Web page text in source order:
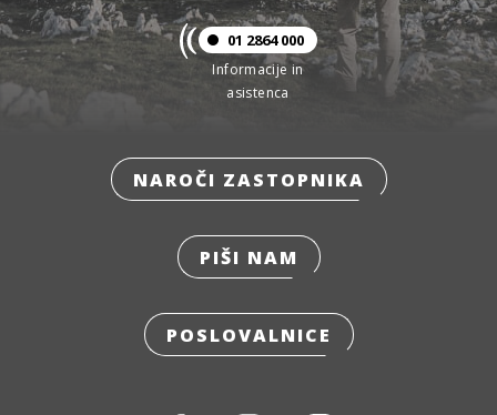
01 2864 000
Informacije in
asistenca
NAROČI ZASTOPNIKA
PIŠI NAM
POSLOVALNICE